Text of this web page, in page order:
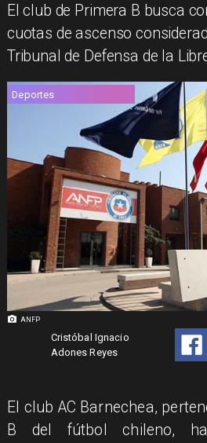
​El club de Primera B busca
cuotas de ascenso
Tribunal de Defensa de la
ANFP
Deportes
Cristóbal Ignacio
Adones Reyes
El club AC Barnechea,
B del fútbol chileno,